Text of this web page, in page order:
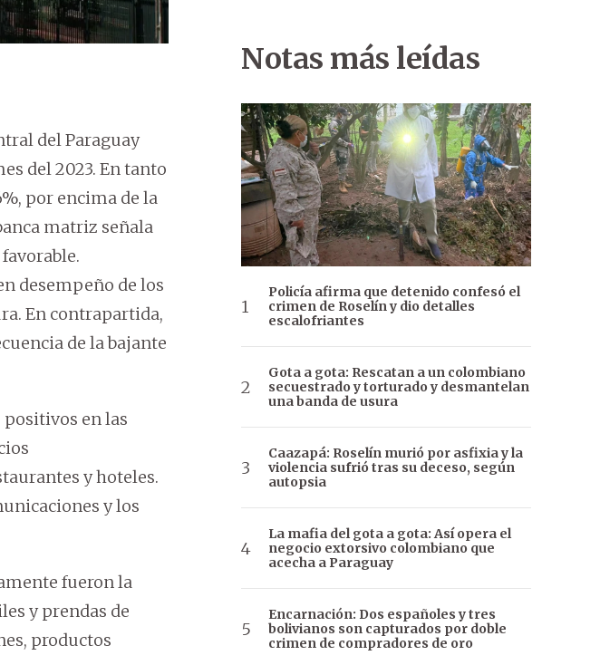
del Paraguay
del 2023. En tanto
por encima de la
matriz señala
desempeño de los
En contrapartida,
de la bajante
en las
y hoteles.
y los
fueron la
y prendas de
productos
Notas más leídas
Policía afirma que detenido confesó el
crimen de Roselín y dio detalles
escalofriantes
Gota a gota: Rescatan a un colombiano
secuestrado y torturado y desmantelan
una banda de usura
Caazapá: Roselín murió por asfixia y la
violencia sufrió tras su deceso, según
autopsia
La mafia del gota a gota: Así opera el
negocio extorsivo colombiano que
acecha a Paraguay
Encarnación: Dos españoles y tres
bolivianos son capturados por doble
crimen de compradores de oro